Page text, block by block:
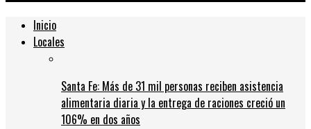
Inicio
Locales
Santa Fe: Más de 31 mil personas reciben asistencia
alimentaria diaria y la entrega de raciones creció un
106% en dos años